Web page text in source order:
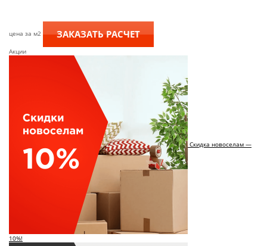
цена за м2 ЗАКАЗАТЬ РАСЧЕТ
Акции
Скидка новоселам —
10%!